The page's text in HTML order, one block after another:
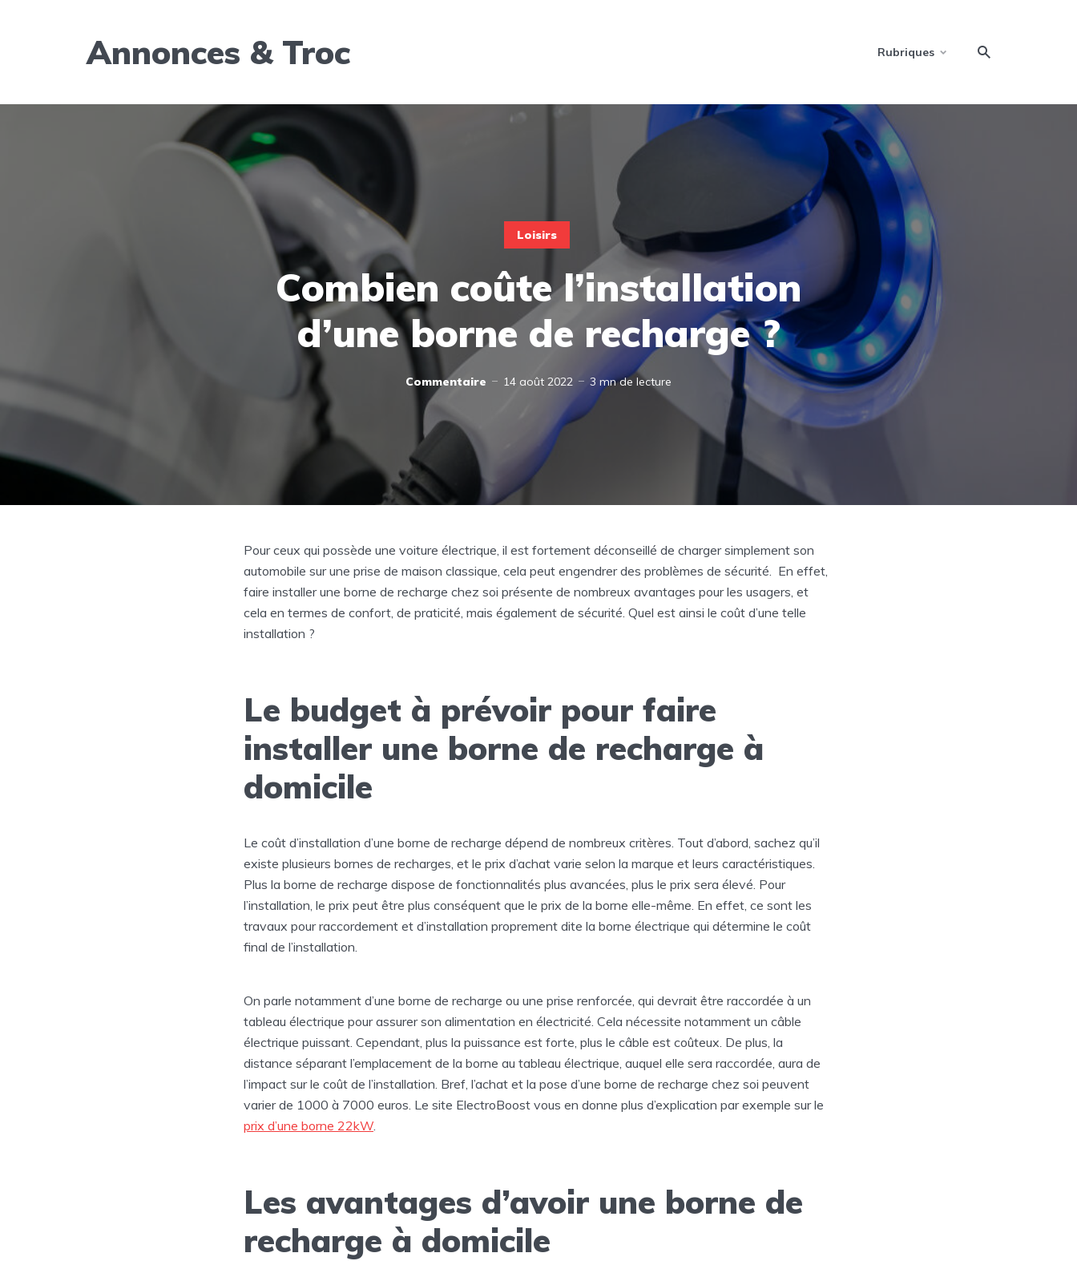
Annonces & Troc Rubriques
Loisirs
Combien coûte l’installation
d’une borne de recharge ?
Commentaire 14 août 2022 3 mn de lecture
Pour ceux qui possède une voiture électrique, il est fortement déconseillé de charger simplement son
automobile sur une prise de maison classique, cela peut engendrer des problèmes de sécurité. En effet,
faire installer une borne de recharge chez soi présente de nombreux avantages pour les usagers, et
cela en termes de confort, de praticité, mais également de sécurité. Quel est ainsi le coût d’une telle
installation ?
Le budget à prévoir pour faire
installer une borne de recharge à
domicile
Le coût d’installation d’une borne de recharge dépend de nombreux critères. Tout d’abord, sachez qu’il
existe plusieurs bornes de recharges, et le prix d’achat varie selon la marque et leurs caractéristiques.
Plus la borne de recharge dispose de fonctionnalités plus avancées, plus le prix sera élevé. Pour
l’installation, le prix peut être plus conséquent que le prix de la borne elle-même. En effet, ce sont les
travaux pour raccordement et d’installation proprement dite la borne électrique qui détermine le coût
final de l’installation.
On parle notamment d’une borne de recharge ou une prise renforcée, qui devrait être raccordée à un
tableau électrique pour assurer son alimentation en électricité. Cela nécessite notamment un câble
électrique puissant. Cependant, plus la puissance est forte, plus le câble est coûteux. De plus, la
distance séparant l’emplacement de la borne au tableau électrique, auquel elle sera raccordée, aura de
l’impact sur le coût de l’installation. Bref, l’achat et la pose d’une borne de recharge chez soi peuvent
varier de 1000 à 7000 euros. Le site ElectroBoost vous en donne plus d’explication par exemple sur le
prix d’une borne 22kW
Les avantages d’avoir une borne de
recharge à domicile